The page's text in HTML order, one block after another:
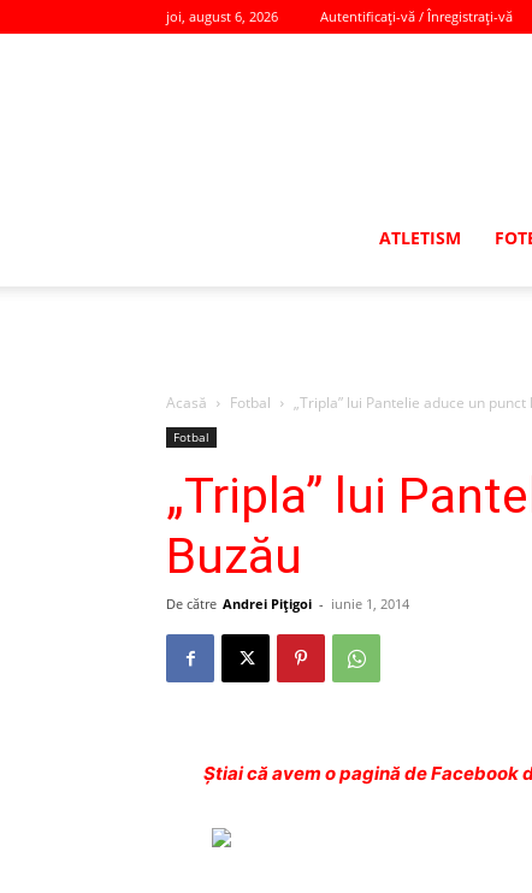
joi, august 6, 2026 Autentificați-vă / Înregistrați-vă
ATLETISM
Acasă Fotbal „Tripla” lui Pantelie aduce un punct
Fotbal
„Tripla” lui
Buzău
De către Andrei Pițigoi - iunie 1, 2014
Ştiai că avem o pagină de